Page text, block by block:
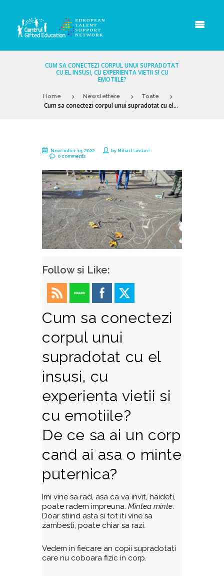
CUM SA CONECTEZI CORPUL UNUI SUPRADOTAT
CU EL INSUSI, CU EXPERIENTA VIETII SI CU
EMOTIILE?
Home Newslettere Toate
Cum sa conectezi corpul unui supradotat cu el...
November 14, 2022 by Mihai Lansare
0 comments
Follow si Like:
Cum sa conectezi
corpul unui
supradotat cu el
insusi, cu
experienta vietii si
cu emotiile?
De ce sa ai un corp
cand ai asa o minte
puternica?
Imi vine sa rad, asa ca va invit, haideti,
poate radem impreuna. Mintea minte.
Doar stiind asta si tot iti vine sa
zambesti, poate chiar sa razi.
Vedem in fiecare an copii supradotati
care nu coboara fizic in corp.